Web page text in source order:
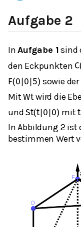
Aufgabe 2
InAufgabe 1sind
den Eckpunkten C(
F(0 0 5) sowie
MitWtwird die
undSt(t| 0 0) mitt
In Abbildung 2 ist
bestimmen Wert